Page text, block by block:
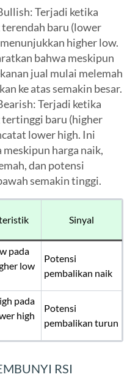
: Terjadi ketika
baru (lower
higher low.
bahwa meskipun
jual mulai melemah
ke atas semakin besar.
: Terjadi ketika
baru (higher
lower high. Ini
harga naik,
dan potensi
semakin tinggi.
Sinyal
pada
low
Potensi
pembalikan naik
pada
high
Potensi
pembalikan turun
RSI